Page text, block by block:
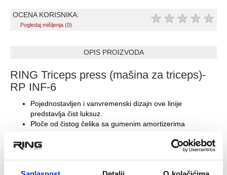
OCENA KORISNIKA:
Pogledaj mišljenja (0) ★ ★ ★ ★ ★
OPIS PROIZVODA
RING Triceps press (mašina za triceps)-
RP INF-6
Pojednostavljen i vanvremenski dizajn ove linije
predstavlja čist luksuz.
Ploče od čistog čelika sa gumenim amortizerima
smanjuju buku tokom vežbanja. Svaka sprava ima
podešavanja takva da bude udobna i prilagođena